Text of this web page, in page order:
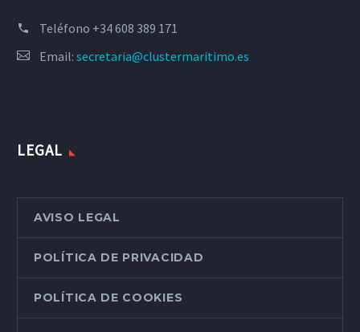
Teléfono +34 608 389 171
Email: secretaria@clustermaritimo.es
LEGAL
AVISO LEGAL
POLÍTICA DE PRIVACIDAD
POLÍTICA DE COOKIES